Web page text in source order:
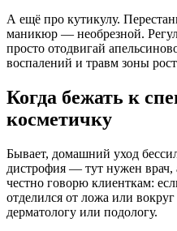
А ещё про кутикулу.
маникюр — необрезной.
просто отодвигай
воспалений и травм зоны
Когда бежать к
косметичку
Бывает, домашний уход
дистрофия — тут нужен врач,
честно говорю клиенткам:
отделился от ложа или
дерматологу или подологу.